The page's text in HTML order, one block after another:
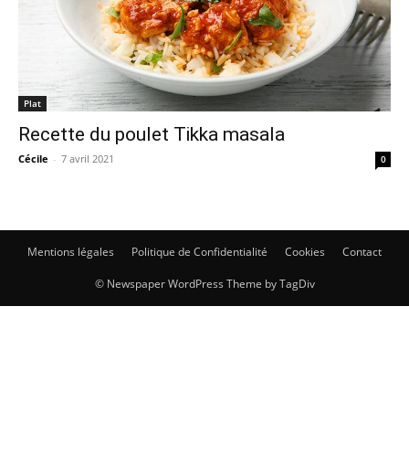
Plat
Recette du poulet Tikka masala
Cécile - 7 avril 2021 0
Mentions légales Politique de Confidentialité Cookies Contact
© Newspaper WordPress Theme by TagDiv